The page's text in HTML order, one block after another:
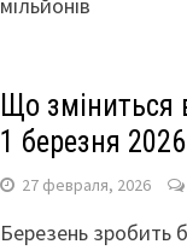
Що зміниться
1 березня 2026
27 февраля, 2026
Березень зробить